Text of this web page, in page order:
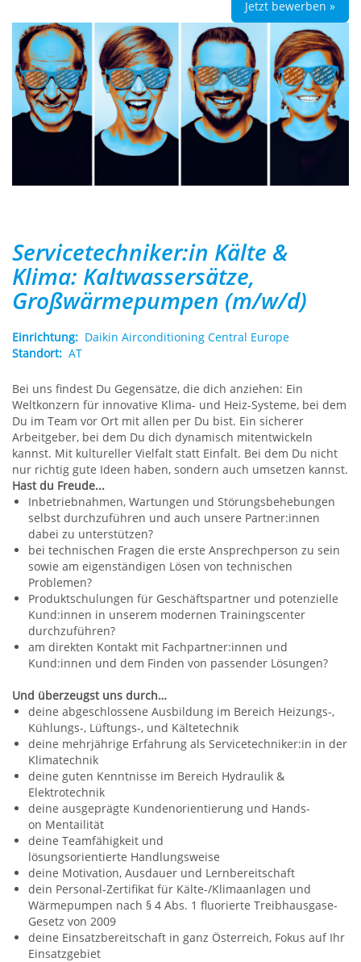
Jetzt bewerben »
Servicetechniker:in Kälte &
Klima: Kaltwassersätze,
Großwärmepumpen (m/w/d)
Einrichtung: Daikin Airconditioning Central Europe
Standort: AT
Bei uns findest Du Gegensätze, die dich anziehen: Ein
Weltkonzern für innovative Klima- und Heiz-Systeme, bei dem
Du im Team vor Ort mit allen per Du bist. Ein sicherer
Arbeitgeber, bei dem Du dich dynamisch mitentwickeln
kannst. Mit kultureller Vielfalt statt Einfalt. Bei dem Du nicht
nur richtig gute Ideen haben, sondern auch umsetzen kannst.
Hast du Freude...
Inbetriebnahmen, Wartungen und Störungsbehebungen
selbst durchzuführen und auch unsere Partner:innen
dabei zu unterstützen?
bei technischen Fragen die erste Ansprechperson zu sein
sowie am eigenständigen Lösen von technischen
Problemen?
Produktschulungen für Geschäftspartner und potenzielle
Kund:innen in unserem modernen Trainingscenter
durchzuführen?
am direkten Kontakt mit Fachpartner:innen und
Kund:innen und dem Finden von passender Lösungen?
Und überzeugst uns durch…
deine abgeschlossene Ausbildung im Bereich Heizungs-,
Kühlungs-, Lüftungs-, und Kältetechnik
deine mehrjährige Erfahrung als Servicetechniker:in in der
Klimatechnik
deine guten Kenntnisse im Bereich Hydraulik &
Elektrotechnik
deine ausgeprägte Kundenorientierung und Hands-
on Mentailität
deine Teamfähigkeit und
lösungsorientierte Handlungsweise
deine Motivation, Ausdauer und Lernbereitschaft
dein Personal-Zertifikat für Kälte-/Klimaanlagen und
Wärmepumpen nach § 4 Abs. 1 fluorierte Treibhausgase-
Gesetz von 2009
deine Einsatzbereitschaft in ganz Österreich, Fokus auf Ihr
Einsatzgebiet